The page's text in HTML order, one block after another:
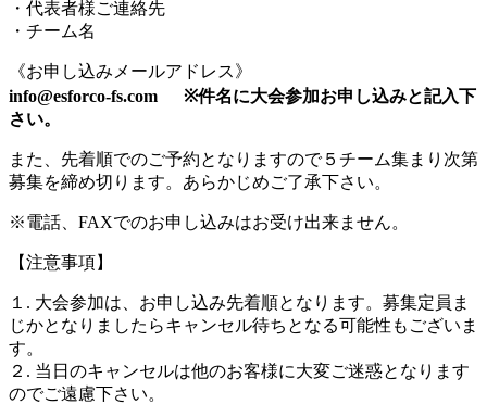
・代表者様ご連絡先
・チーム名
《お申し込みメールアドレス》
info@esforco-fs.com ※件名に大会参加お申し込みと記入下
さい。
また、先着順でのご予約となりますので５チーム集まり次第
募集を締め切ります。あらかじめご了承下さい。
※電話、FAXでのお申し込みはお受け出来ません。
【注意事項】
１. 大会参加は、お申し込み先着順となります。募集定員ま
じかとなりましたらキャンセル待ちとなる可能性もございま
す。
２. 当日のキャンセルは他のお客様に大変ご迷惑となります
のでご遠慮下さい。